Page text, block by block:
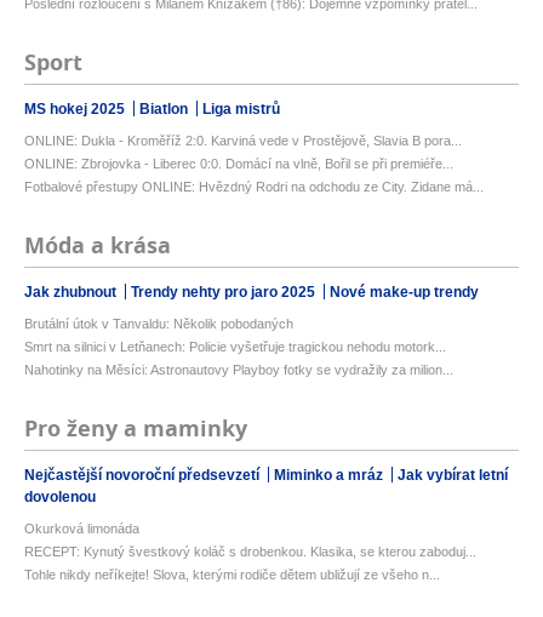
Poslední rozloučení s Milanem Knížákem (†86): Dojemné vzpomínky přátel...
Sport
MS hokej 2025 Biatlon Liga mistrů
ONLINE: Dukla - Kroměříž 2:0. Karviná vede v Prostějově, Slavia B pora...
ONLINE: Zbrojovka - Liberec 0:0. Domácí na vlně, Bořil se při premiéře...
Fotbalové přestupy ONLINE: Hvězdný Rodri na odchodu ze City. Zidane má...
Móda a krása
Jak zhubnout Trendy nehty pro jaro 2025 Nové make-up trendy
Brutální útok v Tanvaldu: Několik pobodaných
Smrt na silnici v Letňanech: Policie vyšetřuje tragickou nehodu motork...
Nahotinky na Měsíci: Astronautovy Playboy fotky se vydražily za milion...
Pro ženy a maminky
Nejčastější novoroční předsevzetí Miminko a mráz
Jak vybírat letní
dovolenou
Okurková limonáda
RECEPT: Kynutý švestkový koláč s drobenkou. Klasika, se kterou zaboduj...
Tohle nikdy neříkejte! Slova, kterými rodiče dětem ubližují ze všeho n...